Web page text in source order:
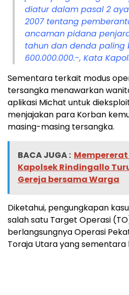
diatur dalam pasal 2 ayat
2007 tentang
ancaman pidana
tahun dan denda paling
600.000.000.-, Kata
Sementara terkait modus
tersangka menawarkan
aplikasi Michat untuk
menjajakan para Korban
masing-masing tersangka.
BACA JUGA :
Kapolsek Rindingallo
Gereja bersama Warga
Diketahui, pengungkapan
salah satu Target Operasi
berlangsungnya Operasi
Toraja Utara yang sementara